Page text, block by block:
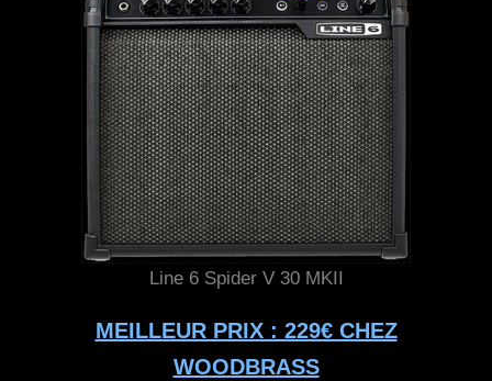
Line 6 Spider V 30 MKII
MEILLEUR PRIX : 229€ CHEZ
WOODBRASS